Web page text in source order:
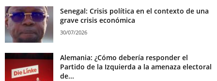
Senegal: Crisis política en el contexto de una
grave crisis económica
30/07/2026
Alemania: ¿Cómo debería responder el
Partido de la Izquierda a la amenaza electoral
de...